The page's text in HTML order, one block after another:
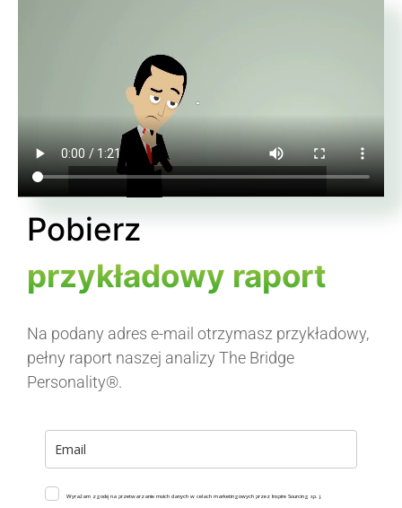
Pobierz
przykładowy raport
Na podany adres e-mail otrzymasz przykładowy,
pełny raport naszej analizy The Bridge
Personality®.
Wyrażam zgodę na przetwarzanie moich danych w celach marketingowych przez Inspire Sourcing sp. j.